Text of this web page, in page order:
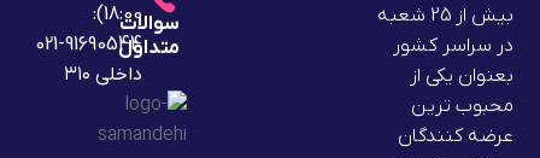
بیش از 25 شعبه
در سراسر کشور
بعنوان یکی از
محبوب ترین
عرضه کنندگان
سوالات
متداول
18:00):
91690544-021
داخلی ۳۱۰